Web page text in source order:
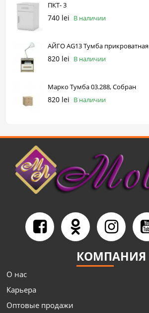
ПКТ- 3
740 lei В наличии
АЙГО AG13 Тумба прикроватная
820 lei В наличии
Марко Тумба 03.288, Собран
820 lei В наличии
КОМПАНИЯ
О нас
Карьера
Оптовые продажи